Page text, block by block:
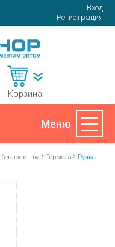
Вход
Регистрация
Корзина
бензопилам Тормоза
Ручка